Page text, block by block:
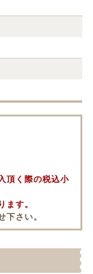
頂く際の税込小
す。
さい。